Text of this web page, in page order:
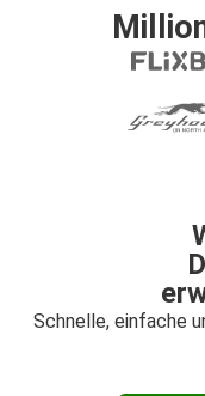
Schnelle, einfache